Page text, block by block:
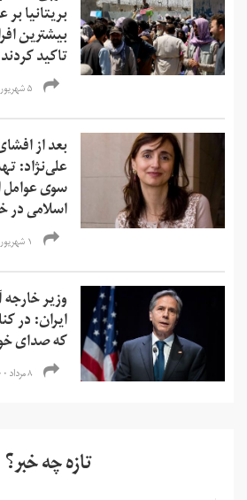
بریتانیا
بیشترین
تاکید کردند
۵ شهریور ۱۴۰۰
بعد از
علی‌نژاد:
سوی
اسلامی در
۱ شهریور ۱۴۰۰
وزیر خارجه
ایران: در
که صدای
۸ مرداد ۱۴۰۰
تازه چه خبر؟